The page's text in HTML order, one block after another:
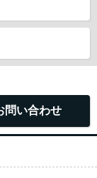
問い合わせ